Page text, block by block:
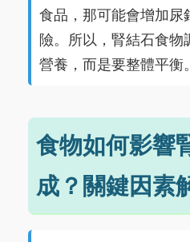
食品，那可能會增加尿
險。所以，腎結石食物
營養，而是要整體平衡。
食物如何影響
成？關鍵因素